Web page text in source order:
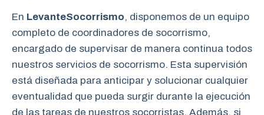
En LevanteSocorrismo, disponemos de un equipo
completo de coordinadores de socorrismo,
encargado de supervisar de manera continua todos
nuestros servicios de socorrismo. Esta supervisión
está diseñada para anticipar y solucionar cualquier
eventualidad que pueda surgir durante la ejecución
de las tareas de nuestros socorristas. Además, si